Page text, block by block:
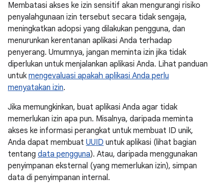
Membatasi akses ke izin sensitif akan mengurangi risiko
penyalahgunaan izin tersebut secara tidak sengaja,
meningkatkan adopsi yang dilakukan pengguna, dan
menurunkan kerentanan aplikasi Anda terhadap
penyerang. Umumnya, jangan meminta izin jika tidak
diperlukan untuk menjalankan aplikasi Anda. Lihat panduan
untuk mengevaluasi apakah aplikasi Anda perlu
menyatakan izin.
Jika memungkinkan, buat aplikasi Anda agar tidak
memerlukan izin apa pun. Misalnya, daripada meminta
akses ke informasi perangkat untuk membuat ID unik,
Anda dapat membuat UUID untuk aplikasi (lihat bagian
tentang data pengguna). Atau, daripada menggunakan
penyimpanan eksternal (yang memerlukan izin), simpan
data di penyimpanan internal.